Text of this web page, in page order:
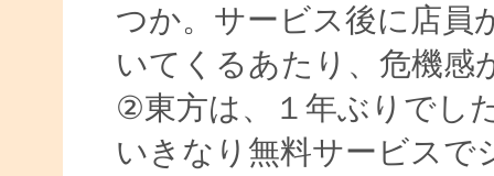
つか。サービス後に店員
いてくるあたり、危機感
②東方は、１年ぶりでし
いきなり無料サービスで